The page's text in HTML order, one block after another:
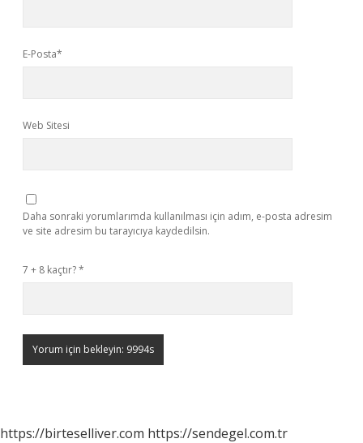
E-Posta*
Web Sitesi
Daha sonraki yorumlarımda kullanılması için adım, e-posta adresim
ve site adresim bu tarayıcıya kaydedilsin.
7 + 8 kaçtır?*
https://birteselliver.com https://sendegel.com.tr